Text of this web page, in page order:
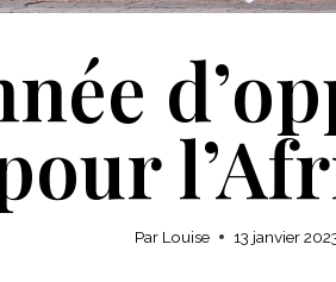
Par Louise 13 janvier